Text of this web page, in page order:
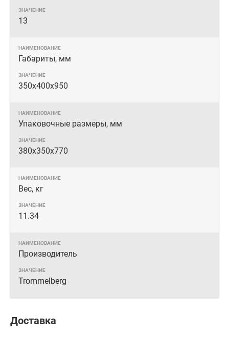
13
Габариты, мм
350x400x950
Упаковочные размеры, мм
380х350х770
Вес, кг
11.34
Производитель
Trommelberg
Доставка